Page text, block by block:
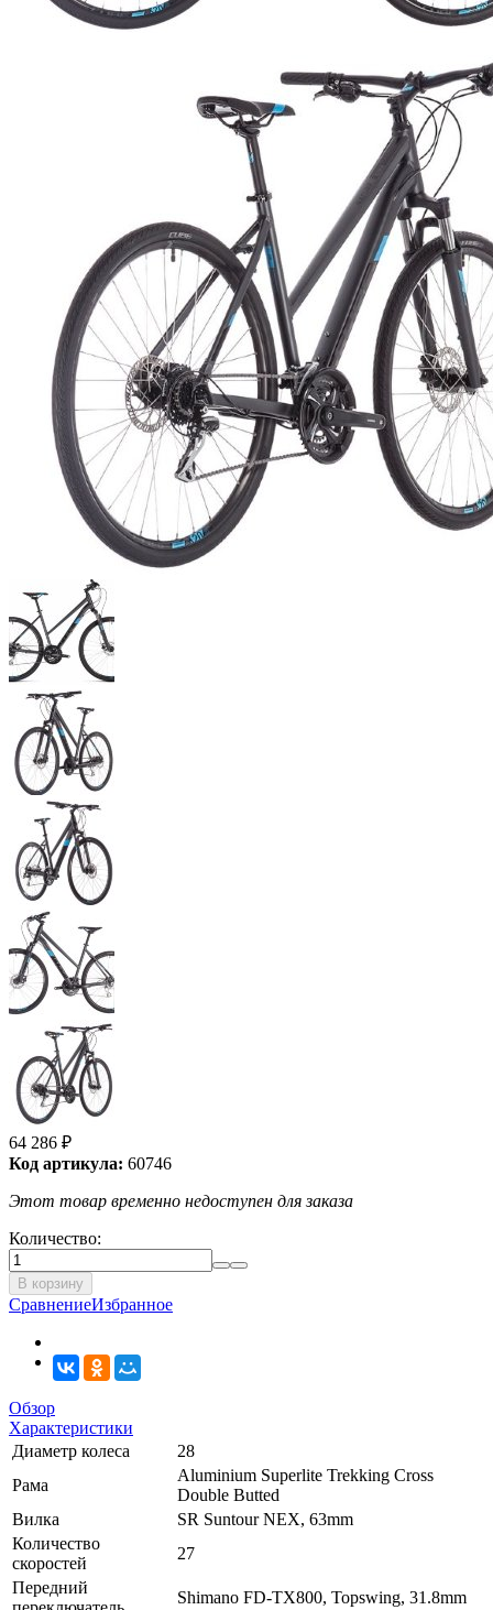
64 286 ₽
Код артикула: 60746
Этот товар временно недоступен для заказа
Количество:
В корзину
СравнениеИзбранное
Обзор
Характеристики
Диаметр колеса
28
Рама
Aluminium Superlite Trekking Cross
Double Butted
Вилка
SR Suntour NEX, 63mm
Количество
скоростей
27
Передний
Shimano FD-TX800, Topswing, 31.8mm